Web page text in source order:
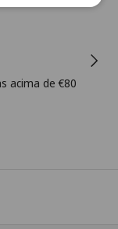
acima de €80